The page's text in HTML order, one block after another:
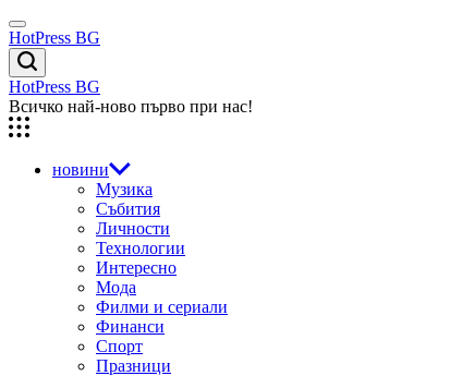
Skip
to
content
Menu
HotPress BG
Търсене
HotPress BG
Всичко най-ново първо при нас!
новини
Музика
Събития
Личности
Технологии
Интересно
Мода
Филми и сериали
Финанси
Спорт
Празници